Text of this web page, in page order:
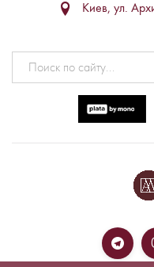
Киев, ул.